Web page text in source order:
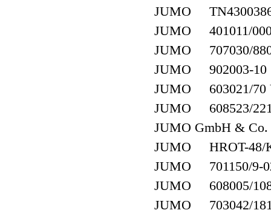
JUMO
JUMO 401011/
JUMO 707030/
JUMO 902003-10
JUMO 603021/70
JUMO 608523/
JUMO GmbH & Co.
JUMO HROT-48/
JUMO 701150/9-
JUMO 608005/
JUMO 703042/